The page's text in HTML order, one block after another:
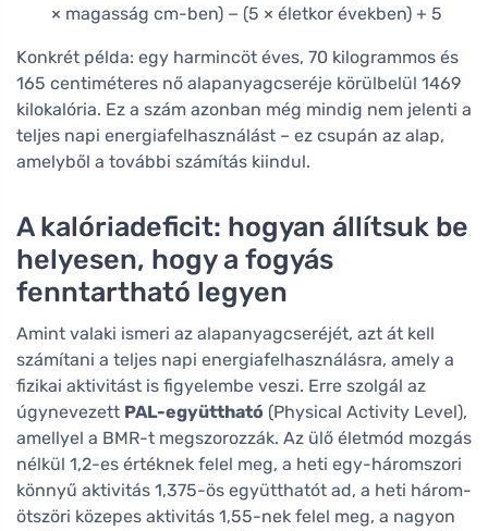
× magasság cm-ben) − (5 × életkor években) + 5
Konkrét példa: egy harmincöt éves, 70 kilogrammos és
165 centiméteres nő alapanyagcseréje körülbelül 1469
kilokalória. Ez a szám azonban még mindig nem jelenti a
teljes napi energiafelhasználást – ez csupán az alap,
amelyből a további számítás kiindul.
A kalóriadeficit: hogyan állítsuk be
helyesen, hogy a fogyás
fenntartható legyen
Amint valaki ismeri az alapanyagcseréjét, azt át kell
számítani a teljes napi energiafelhasználásra, amely a
fizikai aktivitást is figyelembe veszi. Erre szolgál az
úgynevezett PAL-együttható (Physical Activity Level),
amellyel a BMR-t megszorozzák. Az ülő életmód mozgás
nélkül 1,2-es értéknek felel meg, a heti egy-háromszori
könnyű aktivitás 1,375-ös együtthatót ad, a heti három-
ötszöri közepes aktivitás 1,55-nek felel meg, a nagyon